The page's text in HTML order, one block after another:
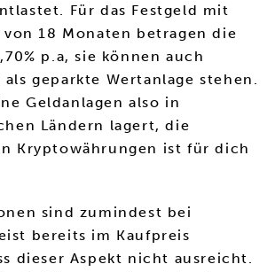
Für das Festgeld mit
18 Monaten betragen die
p.a, sie können auch
geparkte Wertanlage stehen.
Geldanlagen also in
Ländern lagert, die
Kryptowährungen ist für dich
sind zumindest bei
bereits im Kaufpreis
dieser Aspekt nicht ausreicht.